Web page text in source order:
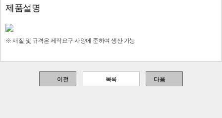
제품설명
※ 재질 및 규격은 제작요구 사양에 준하여 생산 가능
이전 목록 다음